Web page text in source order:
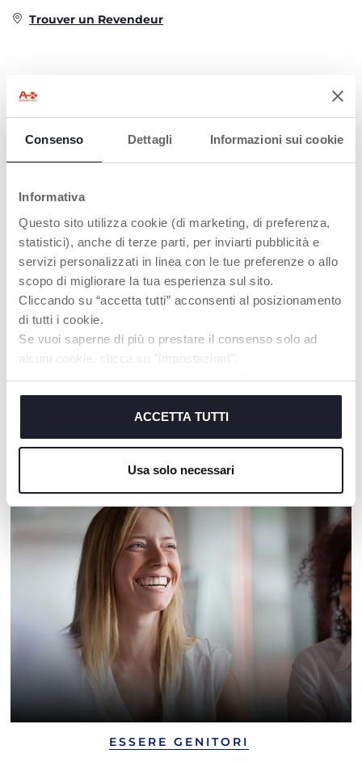
Consenso Dettagli Informazioni sui cookie
Informativa
Questo sito utilizza cookie (di marketing, di preferenza,
statistici), anche di terze parti, per inviarti pubblicità e
servizi personalizzati in linea con le tue preferenze o allo
scopo di migliorare la tua esperienza sul sito.
Cliccando su “accetta tutti” acconsenti al posizionamento
di tutti i cookie.
Se vuoi saperne di più o prestare il consenso solo ad
alcuni cookie, clicca su "impostazioni".
Chiudendo questo banner acconsenti all’uso dei soli
cookie tecnici, indispensabili per fruire del servizio
ACCETTA TUTTI
Usa solo necessari
Trouver un Revendeur
INTÉRESSER
+ COULEURS
Lunettes de soleil 12m+ Lunettes de soleil 36m+
NOS RECOMMANDATIONS
ESSERE GENITORI